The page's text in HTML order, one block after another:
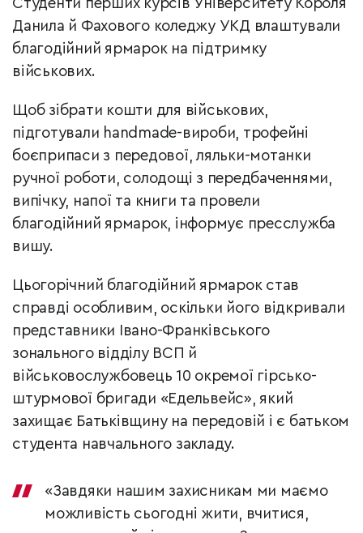
Студенти перших курсів Університету Короля
Данила й Фахового коледжу УКД влаштували
благодійний ярмарок на підтримку
військових.
Щоб зібрати кошти для військових,
підготували handmade-вироби, трофейні
боєприпаси з передової, ляльки-мотанки
ручної роботи, солодощі з передбаченнями,
випічку, напої та книги та провели
благодійний ярмарок, інформує пресслужба
вишу.
Цьогорічний благодійний ярмарок став
справді особливим, оскільки його відкривали
представники Івано-Франківського
зонального відділу ВСП й
військовослужбовець 10 окремої гірсько-
штурмової бригади «Едельвейс», який
захищає Батьківщину на передовій і є батьком
студента навчального закладу.
«Завдяки нашим захисникам ми маємо
можливість сьогодні жити, вчитися,